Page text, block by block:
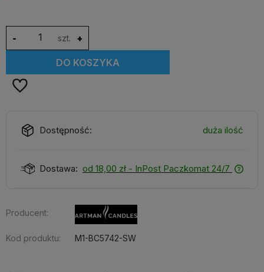
szt. +
-
DO KOSZYKA
Dostępność: duża ilość
Dostawa: od 18,00 zł - InPost Paczkomat 24/7
Producent:
Kod produktu: M1-BC5742-SW